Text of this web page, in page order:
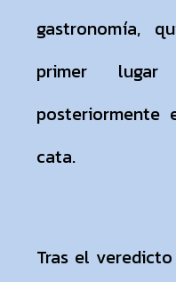
gastronomía,
primer
posteriormente
cata.
Tras el